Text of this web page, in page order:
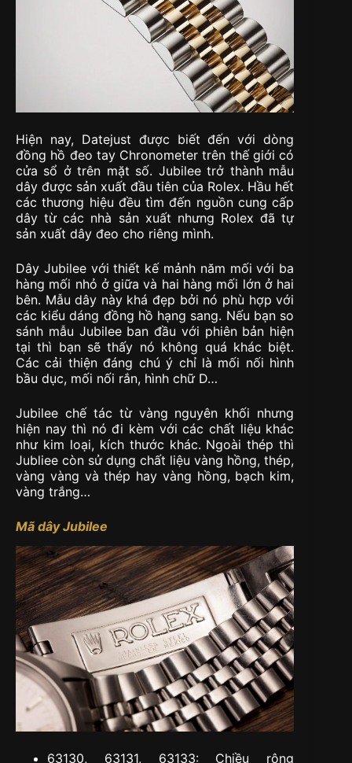
Hiện nay, Datejust được biết đến với dòng
đồng hồ đeo tay Chronometer trên thế giới có
cửa sổ ở trên mặt số. Jubilee trở thành mẫu
dây được sản xuất đầu tiên của Rolex. Hầu hết
các thương hiệu đều tìm đến nguồn cung cấp
dây từ các nhà sản xuất nhưng Rolex đã tự
sản xuất dây đeo cho riêng mình.
Dây Jubilee với thiết kế mảnh năm mối với ba
hàng mối nhỏ ở giữa và hai hàng mối lớn ở hai
bên. Mẫu dây này khá đẹp bởi nó phù hợp với
các kiểu dáng đồng hồ hạng sang. Nếu bạn so
sánh mẫu Jubilee ban đầu với phiên bản hiện
tại thì bạn sẽ thấy nó không quá khác biệt.
Các cải thiện đáng chú ý chỉ là mối nối hình
bầu dục, mối nối rắn, hình chữ D…
Jubilee chế tác từ vàng nguyên khối nhưng
hiện nay thì nó đi kèm với các chất liệu khác
như kim loại, kích thước khác. Ngoài thép thì
Jubliee còn sử dụng chất liệu vàng hồng, thép,
vàng vàng và thép hay vàng hồng, bạch kim,
vàng trắng…
Mã dây Jubilee
63130, 63131, 63133: Chiều rộng